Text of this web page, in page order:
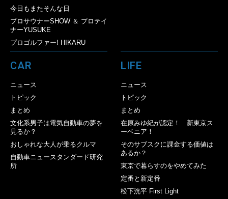
今日もまたそんな日
プロサウナーSHOW ＆ プロテイ
ナーYUSUKE
プロゴルファー! HIKARU
CAR
ニュース
トピック
まとめ
文化系男子は電気自動車の夢を
見るか？
おしゃれな大人が乗るクルマ
自動車ニュースタンダード研究
所
LIFE
ニュース
トピック
まとめ
在原みゆ紀が認定！ 新東京ス
ーベニア！
そのサブスクに課金する価値は
あるか？
東京で暮らすのをやめてみた
定番と新定番
松下洸平 First Light